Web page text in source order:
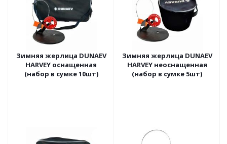
Зимняя жерлица DUNAEV
HARVEY оснащенная
(набор в сумке 10шт)
Зимняя жерлица DUNAEV
HARVEY неоснащенная
(набор в сумке 5шт)